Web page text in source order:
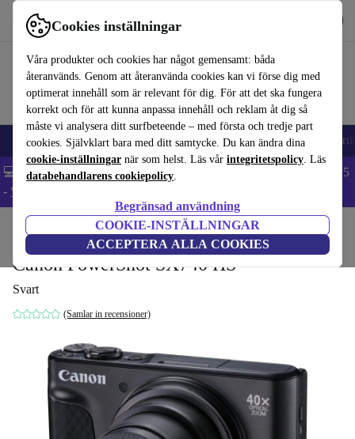
Cookies inställningar
Våra produkter och cookies har något gemensamt: båda
återanvänds. Genom att återanvända cookies kan vi förse dig med
optimerat innehåll som är relevant för dig. För att det ska fungera
korrekt och för att kunna anpassa innehåll och reklam åt dig så
måste vi analysera ditt surfbeteende – med första och tredje part
cookies. Självklart bara med ditt samtycke. Du kan ändra dina
cookie-inställningar när som helst. Läs vår integritetspolicy. Läs
databehandlarens cookiepolicy.
Begränsad användning
COOKIE-INSTÄLLNINGAR
ACCEPTERA ALLA COOKIES
Använd refurbed snabbt och enkelt
🎒 Back to school Mobiltelefoner Bärbara datorer Surfplattor
💻 Extra 5% rabatt på alla MacBooks och laptops - Code: LAPTOP5
- Villkor
Kameror
Canon PowerShot SX740 HS
Svart
(Samlar in recensioner)